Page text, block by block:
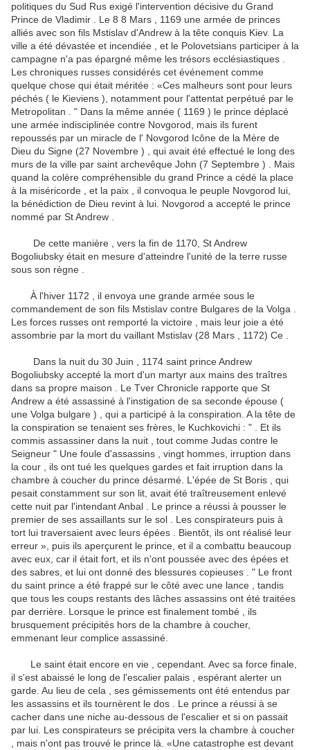
politiques du Sud Rus exigé l'intervention décisive du Grand
Prince de Vladimir .
Le 8 8 Mars , 1169 une armée de princes
alliés avec son fils Mstislav d'Andrew à la tête conquis Kiev. La
ville a été dévastée et incendiée , et le Polovetsians participer à la
campagne n'a pas épargné même les trésors ecclésiastiques .
Les chroniques russes considérés cet événement comme
quelque chose qui était méritée : «Ces malheurs sont pour leurs
péchés ( le Kieviens ), notamment pour l'attentat perpétué par le
Metropolitan . " Dans la même année ( 1169 ) le prince déplacé
une armée indisciplinée contre Novgorod,
mais ils furent
repoussés par un miracle de l' Novgorod Icône de la Mère de
Dieu du Signe (27 Novembre ) , qui avait été effectué le long des
murs de la ville par saint archevêque John (7 Septembre ) .
Mais
quand la colère compréhensible du grand Prince a cédé la place
à la miséricorde , et la paix , il convoqua le peuple Novgorod lui,
la bénédiction de Dieu revint à lui. Novgorod a accepté le prince
nommé par St Andrew .
De cette manière , vers la fin de 1170, St Andrew
Bogoliubsky était en mesure d'atteindre l'unité de la terre russe
sous son règne .
À l'hiver 1172 , il envoya une grande armée sous le
commandement de son fils Mstislav contre Bulgares de la Volga .
Les forces russes ont remporté la victoire , mais leur joie a été
assombrie par la mort du vaillant Mstislav (28 Mars , 1172) Ce .
Dans la nuit du 30 Juin , 1174 saint prince Andrew
Bogoliubsky accepté la mort d'un martyr aux mains des traîtres
dans sa propre maison .
Le Tver Chronicle rapporte que St
Andrew a été assassiné à l'instigation de sa seconde épouse (
une Volga bulgare ) , qui a participé à la conspiration. A la tête de
la conspiration se tenaient ses frères, le Kuchkovichi : " . Et ils
commis assassiner dans la nuit , tout comme Judas contre le
Seigneur " Une foule d'assassins , vingt hommes, irruption dans
la cour , ils ont tué les quelques gardes et fait irruption dans la
chambre à coucher du prince désarmé. L'épée de St Boris , qui
pesait constamment sur ​​son lit, avait été traîtreusement enlevé
cette nuit par l'intendant Anbal .
Le prince a réussi à pousser le
premier de ses assaillants sur le sol .
Les conspirateurs puis à
tort lui traversaient avec leurs épées .
Bientôt, ils ont réalisé leur
erreur », puis ils aperçurent le prince, et il a combattu beaucoup
avec eux, car il était fort, et ils n'ont poussée avec des épées et
des sabres, et lui ont donné des blessures copieuses . " Le front
du saint prince a été frappé sur le côté avec une lance , tandis
que tous les coups restants des lâches assassins ont été traitées
par derrière. Lorsque le prince est finalement tombé , ils
brusquement précipités hors de la chambre à coucher,
emmenant leur complice assassiné.
Le saint était encore en vie , cependant. Avec sa force finale,
il s'est abaissé le long de l'escalier palais , espérant alerter un
garde. Au lieu de cela , ses gémissements ont été entendus par
les assassins et ils tournèrent le dos .
Le prince a réussi à se
cacher dans une niche au-dessous de l'escalier et si on passait
par lui. Les conspirateurs se précipita vers la chambre à coucher
, mais n'ont pas trouvé le prince là. «Une catastrophe est devant